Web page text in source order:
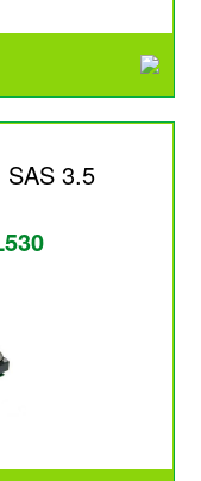
SAS 3.5